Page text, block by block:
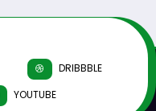
DRIBBBLE
YOUTUBE